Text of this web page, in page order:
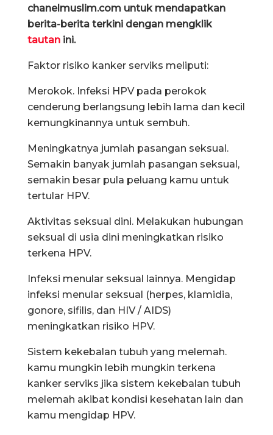
chanelmuslim.com untuk mendapatkan
berita-berita terkini dengan mengklik
tautan ini.
Faktor risiko kanker serviks meliputi:
Merokok. Infeksi HPV pada perokok
cenderung berlangsung lebih lama dan kecil
kemungkinannya untuk sembuh.
Meningkatnya jumlah pasangan seksual.
Semakin banyak jumlah pasangan seksual,
semakin besar pula peluang kamu untuk
tertular HPV.
Aktivitas seksual dini. Melakukan hubungan
seksual di usia dini meningkatkan risiko
terkena HPV.
Infeksi menular seksual lainnya. Mengidap
infeksi menular seksual (herpes, klamidia,
gonore, sifilis, dan HIV / AIDS)
meningkatkan risiko HPV.
Sistem kekebalan tubuh yang melemah.
kamu mungkin lebih mungkin terkena
kanker serviks jika sistem kekebalan tubuh
melemah akibat kondisi kesehatan lain dan
kamu mengidap HPV.